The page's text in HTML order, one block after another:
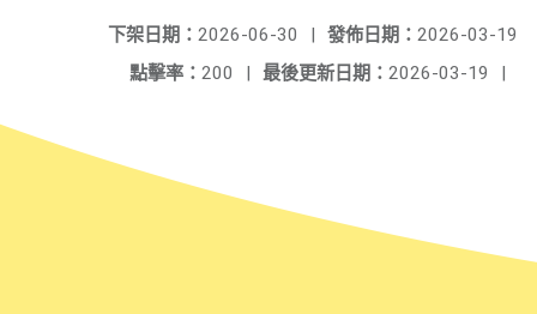
發佈日期： 2026-03-19
下架日期： 2026-06-30
|
最後更新日期： 2026-03-19 |
點擊率： 200 |